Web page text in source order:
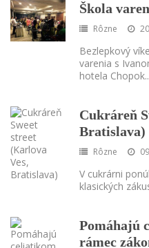
Škola
Rôzne
Bezlepkový
varenia s
hotela Chopok
Cukráreň
Bratislava)
Rôzne
V cukrárni
klasických
Pomáhajú
rámec